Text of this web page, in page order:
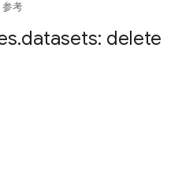
参考
.datasets: delete